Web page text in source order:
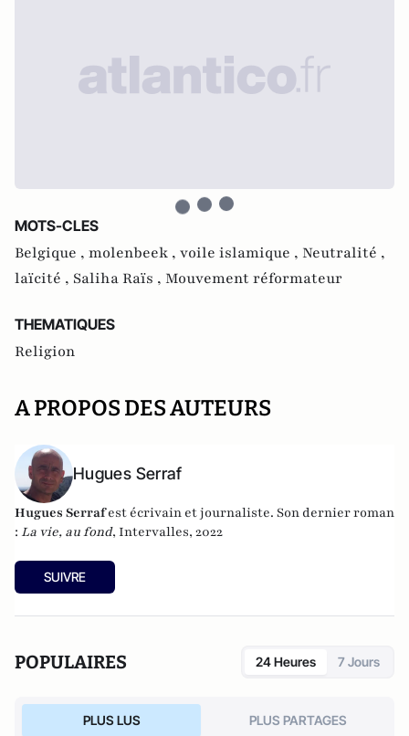
MOTS-CLES
Belgique , molenbeek , voile islamique , Neutralité ,
laïcité , Saliha Raïs , Mouvement réformateur
THEMATIQUES
Religion
A PROPOS DES AUTEURS
Hugues Serraf
Hugues Serrafest écrivain et journaliste. Son dernier roman
: La vie, au fond, Intervalles, 2022
SUIVRE
POPULAIRES 24 Heures 7 Jours
PLUS LUS PLUS PARTAGES